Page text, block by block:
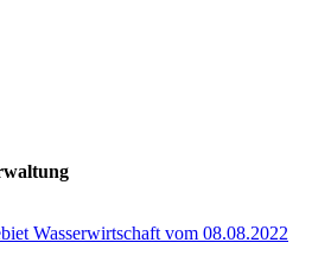
Wasserwirtschaft vom 08.08.2022